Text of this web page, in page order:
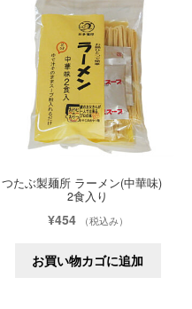
つたぶ製麺所 ラーメン(中華味)
2食入り
¥454 （税込み）
お買い物カゴに追加